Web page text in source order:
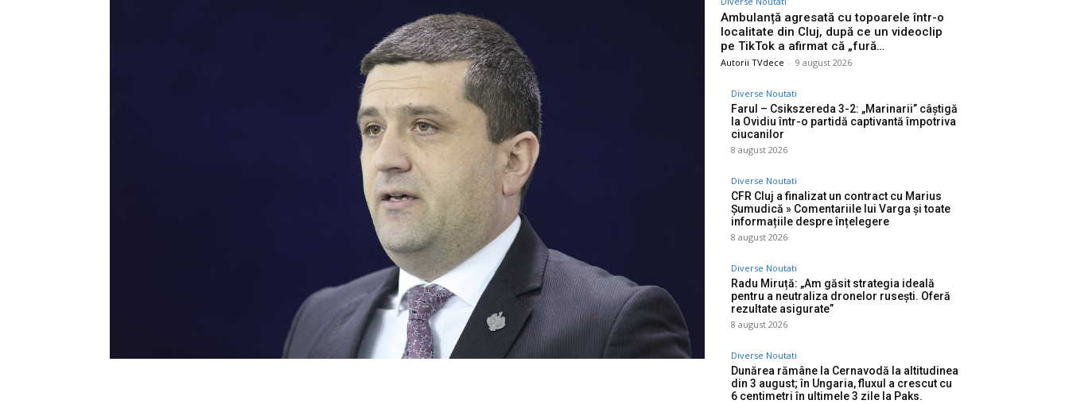
Ambulanță agresată cu topoarele într-o
localitate din Cluj, după ce un videoclip
pe TikTok a afirmat că „fură…
Autorii TVdece - 9 august 2026
Diverse Noutati
Farul – Csikszereda 3-2: „Marinarii” câștigă
la Ovidiu într-o partidă captivantă împotriva
ciucanilor
8 august 2026
Diverse Noutati
CFR Cluj a finalizat un contract cu Marius
Șumudică » Comentariile lui Varga și toate
informațiile despre înțelegere
8 august 2026
Diverse Noutati
Radu Miruță: „Am găsit strategia ideală
pentru a neutraliza dronelor rusești. Oferă
rezultate asigurate”
8 august 2026
Diverse Noutati
Dunărea rămâne la Cernavodă la altitudinea
din 3 august; în Ungaria, fluxul a crescut cu
6 centimetri în ultimele 3 zile la Paks.